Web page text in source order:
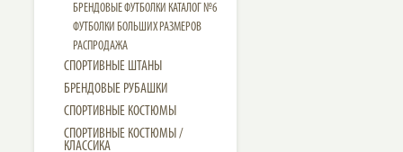
БРЕНДОВЫЕ ФУТБОЛКИ КАТАЛОГ №6
ФУТБОЛКИ БОЛЬШИХ РАЗМЕРОВ
РАСПРОДАЖА
СПОРТИВНЫЕ ШТАНЫ
БРЕНДОВЫЕ РУБАШКИ
СПОРТИВНЫЕ КОСТЮМЫ
СПОРТИВНЫЕ КОСТЮМЫ /
КЛАССИКА